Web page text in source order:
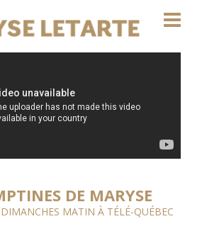
DE MARYSE
MATIN À TÉLÉ-QUÉBEC